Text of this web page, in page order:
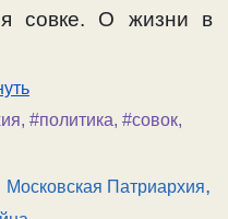
совке. О жизни в
, #политика, #совок,
Московская Патриархия,